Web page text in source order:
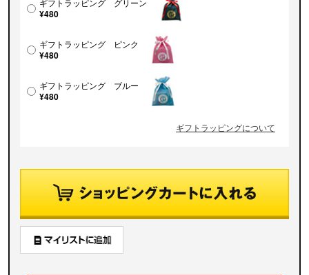
ギフトラッピング グリーン
¥480
ギフトラッピング ピンク
¥480
ギフトラッピング ブルー
¥480
ギフトラッピングについて